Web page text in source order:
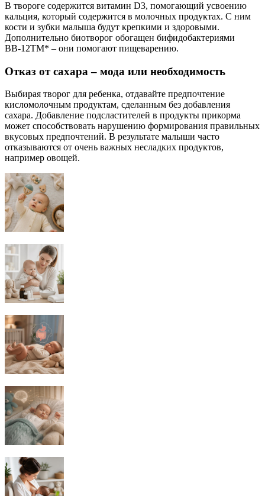
В твороге содержится витамин D3, помогающий усвоению
кальция, который содержится в молочных продуктах. С ним
кости и зубки малыша будут крепкими и здоровыми.
Дополнительно биотворог обогащен бифидобактериями
ВВ-12ТМ* – они помогают пищеварению.
Отказ от сахара – мода или необходимость
Выбирая творог для ребенка, отдавайте предпочтение
кисломолочным продуктам, сделанным без добавления
сахара. Добавление подсластителей в продукты прикорма
может способствовать нарушению формирования правильных
вкусовых предпочтений. В результате малыши часто
отказываются от очень важных несладких продуктов,
например овощей.